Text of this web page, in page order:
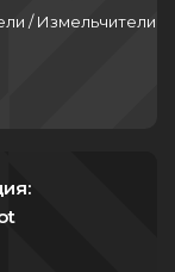
/ Измельчители